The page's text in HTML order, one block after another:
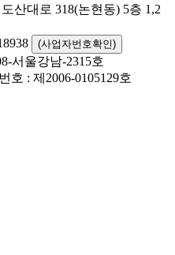
산대로 318(논현동) 5층 1,2
(사업자번호확인)
서울강남-2315호
호 : 제2006-0105129호